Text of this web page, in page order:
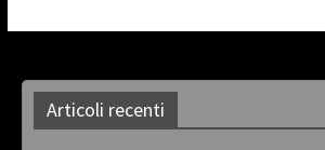
Articoli recenti